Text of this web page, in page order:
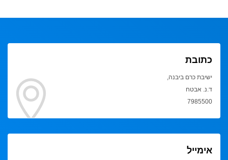
כתובת
ישיבת כרם ביבנה,
ד.נ. אבטח
7985500
אימייל